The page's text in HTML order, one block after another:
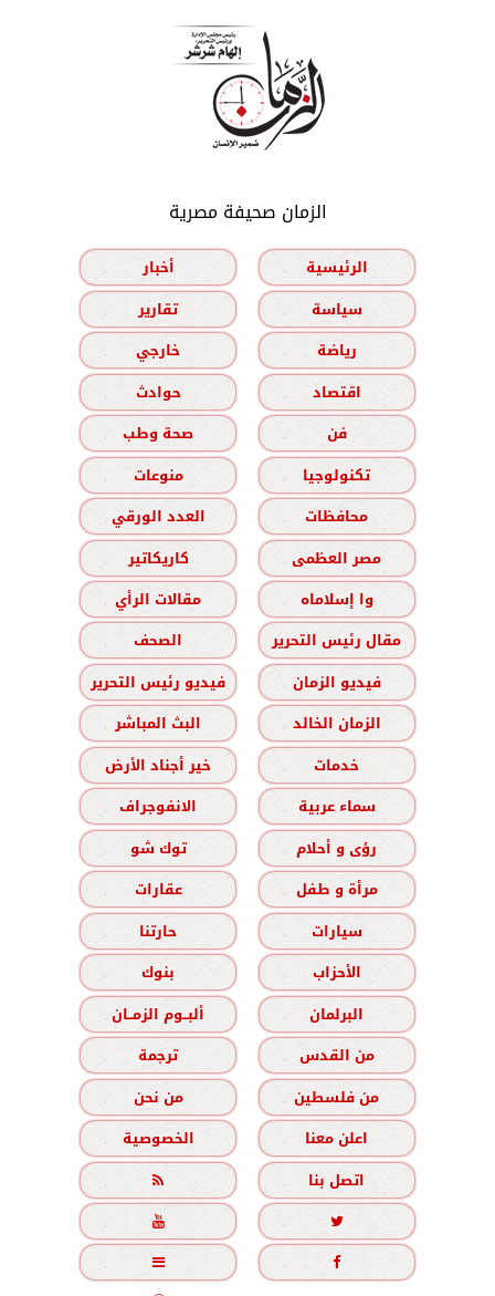
الزمان صحيفة مصرية
الرئيسية
أخبار
سياسة
تقارير
رياضة
خارجي
اقتصاد
حوادث
فن
صحة وطب
تكنولوجيا
منوعات
محافظات
العدد الورقي
مصر العظمى
كاريكاتير
وا إسلاماه
مقالات الرأي
مقال رئيس التحرير
الصحف
فيديو الزمان
فيديو رئيس التحرير
الزمان الخالد
البث المباشر
خدمات
خير أجناد الأرض
سماء عربية
الانفوجراف
رؤى و أحلام
توك شو
مرأة و طفل
عقارات
سيارات
حارتنا
الأحزاب
بنوك
البرلمان
ألبــوم الزمــان
من القدس
ترجمة
من فلسطين
من نحن
اعلن معنا
الخصوصية
اتصل بنا




